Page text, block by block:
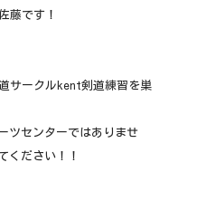
藤です！
サークルkent剣道練習を巣
ツセンターではありませ
ください！！